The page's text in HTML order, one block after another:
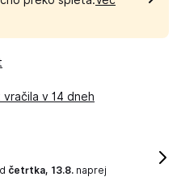
v 14 dneh
četrtka, 13.8. naprej